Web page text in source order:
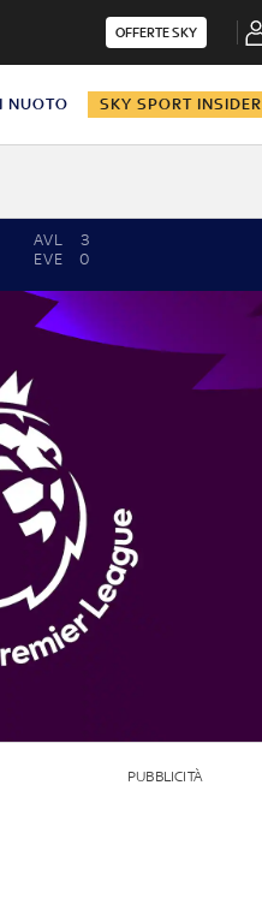
OFFERTE SKY
NUOTO SKY SPORT INSIDER
AVL
3
EVE
0
PUBBLICITÀ